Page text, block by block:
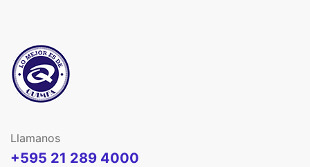
Llamanos
+595 21 289 4000